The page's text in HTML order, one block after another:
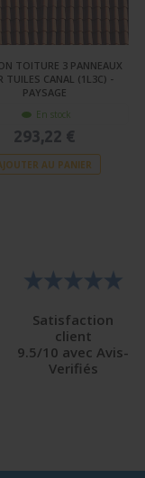
TOITURE 3 PANNEAUX
TUILES CANAL (1L3C) -
PAYSAGE
En stock
293,22 €
AU PANIER
Satisfaction
client
9.5/10 avec Avis-
Verifiés